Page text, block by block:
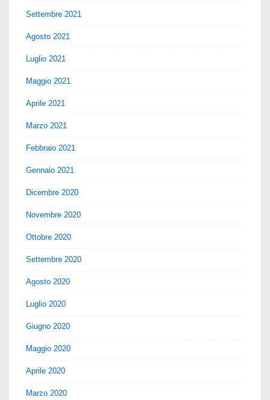
Settembre 2021
Agosto 2021
Luglio 2021
Maggio 2021
Aprile 2021
Marzo 2021
Febbraio 2021
Gennaio 2021
Dicembre 2020
Novembre 2020
Ottobre 2020
Settembre 2020
Agosto 2020
Luglio 2020
Giugno 2020
Maggio 2020
Aprile 2020
Marzo 2020